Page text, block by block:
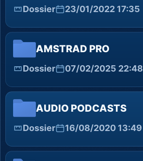
Dossier 23/01/2022 17:35
AMSTRAD PRO
Dossier 07/02/2025 22:48
AUDIO PODCASTS
Dossier 16/08/2020 13:49